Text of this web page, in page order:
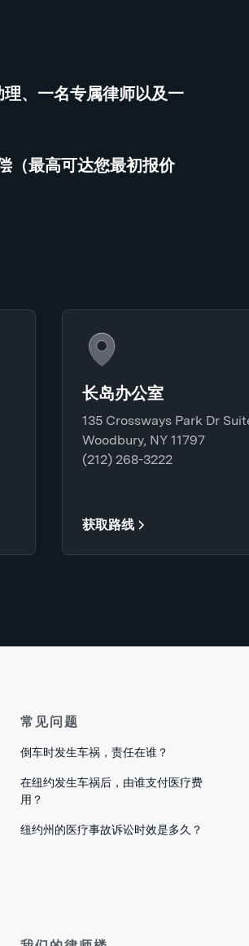
、一名专属律师以及一
（最高可达您最初报价
长岛办公室
135 Crossways Park Dr
Woodbury, NY 11797
(212) 268-3222
获取路线
常见问题
倒车时发生车祸，责任在谁？
在纽约发生车祸后，由谁支付医疗费
用？
纽约州的医疗事故诉讼时效是多久？